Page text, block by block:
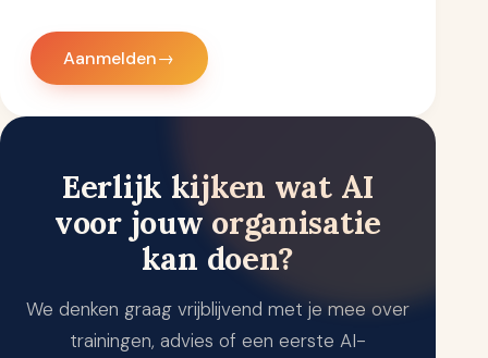
Aanmelden→
Eerlijk kijken wat AI
voor jouw organisatie
kan doen?
We denken graag vrijblijvend met je mee over
trainingen, advies of een eerste AI-